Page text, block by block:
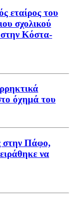
εταίρος του
σχολικού
Κόστα-
όχημά του
στην Πάφο,
να